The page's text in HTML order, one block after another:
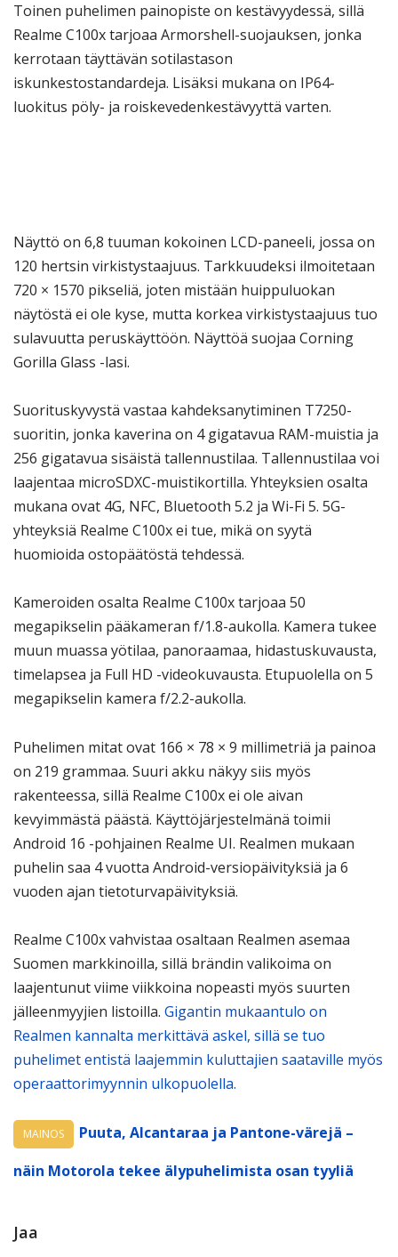
Toinen puhelimen painopiste on kestävyydessä, sillä
Realme C100x tarjoaa Armorshell-suojauksen, jonka
kerrotaan täyttävän sotilastason
iskunkestostandardeja. Lisäksi mukana on IP64-
luokitus pöly- ja roiskevedenkestävyyttä varten.
Näyttö on 6,8 tuuman kokoinen LCD-paneeli, jossa on
120 hertsin virkistystaajuus. Tarkkuudeksi ilmoitetaan
720 × 1570 pikseliä, joten mistään huippuluokan
näytöstä ei ole kyse, mutta korkea virkistystaajuus tuo
sulavuutta peruskäyttöön. Näyttöä suojaa Corning
Gorilla Glass -lasi.
Suorituskyvystä vastaa kahdeksanytiminen T7250-
suoritin, jonka kaverina on 4 gigatavua RAM-muistia ja
256 gigatavua sisäistä tallennustilaa. Tallennustilaa voi
laajentaa microSDXC-muistikortilla. Yhteyksien osalta
mukana ovat 4G, NFC, Bluetooth 5.2 ja Wi-Fi 5. 5G-
yhteyksiä Realme C100x ei tue, mikä on syytä
huomioida ostopäätöstä tehdessä.
Kameroiden osalta Realme C100x tarjoaa 50
megapikselin pääkameran f/1.8-aukolla. Kamera tukee
muun muassa yötilaa, panoraamaa, hidastuskuvausta,
timelapsea ja Full HD -videokuvausta. Etupuolella on 5
megapikselin kamera f/2.2-aukolla.
Puhelimen mitat ovat 166 × 78 × 9 millimetriä ja painoa
on 219 grammaa. Suuri akku näkyy siis myös
rakenteessa, sillä Realme C100x ei ole aivan
kevyimmästä päästä. Käyttöjärjestelmänä toimii
Android 16 -pohjainen Realme UI. Realmen mukaan
puhelin saa 4 vuotta Android-versiopäivityksiä ja 6
vuoden ajan tietoturvapäivityksiä.
Realme C100x vahvistaa osaltaan Realmen asemaa
Suomen markkinoilla, sillä brändin valikoima on
laajentunut viime viikkoina nopeasti myös suurten
jälleenmyyjien listoilla. Gigantin mukaantulo on
Realmen kannalta merkittävä askel, sillä se tuo
puhelimet entistä laajemmin kuluttajien saataville myös
operaattorimyynnin ulkopuolella.
MAINOS
Puuta, Alcantaraa ja Pantone-värejä –
näin Motorola tekee älypuhelimista osan tyyliä
Jaa